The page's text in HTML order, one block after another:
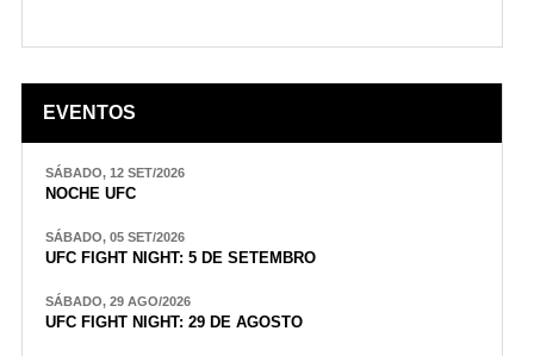
EVENTOS
SÁBADO, 12 SET/2026
NOCHE UFC
SÁBADO, 05 SET/2026
UFC FIGHT NIGHT: 5 DE SETEMBRO
SÁBADO, 29 AGO/2026
UFC FIGHT NIGHT: 29 DE AGOSTO